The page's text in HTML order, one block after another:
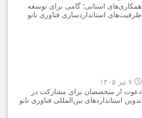
همکاری‌های استانی؛ گامی برای توسعه
ظرفیت‌های استانداردسازی فناوری نانو
دعوت از متخصصان برای مشارکت در
تدوین استانداردهای بین‌المللی فناوری نانو